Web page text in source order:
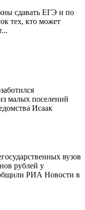
сдавать ЕГЭ и по
тех, кто может
малых поселений
Исаак
вузов
рублей у
РИА Новости в